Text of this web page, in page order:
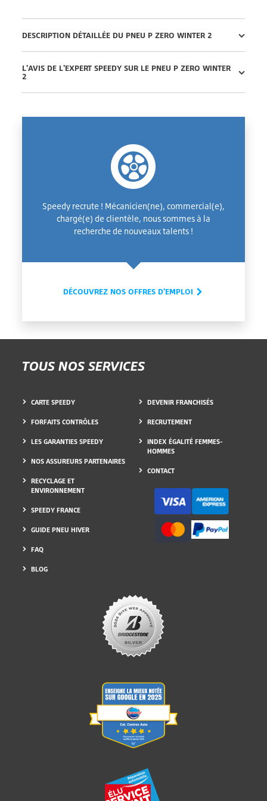
DESCRIPTION DÉTAILLÉE DU PNEU P ZERO WINTER 2
L'AVIS DE L'EXPERT SPEEDY SUR LE PNEU P ZERO WINTER
2
Speedy recrute ! Mécanicien(ne), commercial(e),
chargé(e) de clientèle, nous sommes à la
recherche de nouveaux talents !
DÉCOUVREZ NOS OFFRES D'EMPLOI
TOUS NOS SERVICES
CARTE SPEEDY
FORFAITS CONTRÔLES
LES GARANTIES SPEEDY
NOS ASSUREURS PARTENAIRES
RECYCLAGE ET
ENVIRONNEMENT
SPEEDY FRANCE
GUIDE PNEU HIVER
FAQ
BLOG
DEVENIR FRANCHISÉS
RECRUTEMENT
INDEX ÉGALITÉ FEMMES-
HOMMES
CONTACT